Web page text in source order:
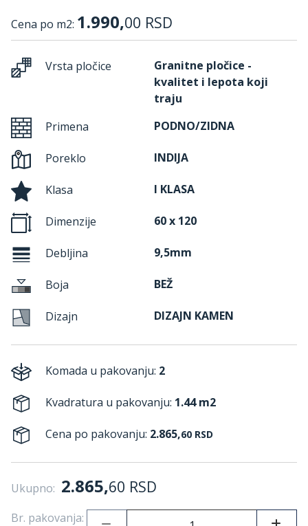
Cena po m2: 1.990,00 RSD
Vrsta pločice
Granitne pločice -
kvalitet i lepota koji
traju
Primena
PODNO/ZIDNA
Poreklo INDIJA
Klasa I KLASA
Dimenzije 60 x 120
Debljina 9,5mm
Boja BEŽ
Dizajn DIZAJN KAMEN
Komada u pakovanju: 2
Kvadratura u pakovanju: 1.44 m2
Cena po pakovanju: 2.865,60 RSD
Ukupno: 2.865,60 RSD
Br. pakovanja: